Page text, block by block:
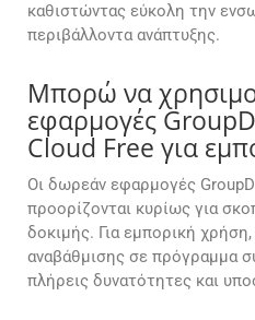
καθιστώντας εύκολη την
περιβάλλοντα ανάπτυξης.
Μπορώ να
εφαρμογές
Cloud Free για
Οι δωρεάν εφαρμογές
προορίζονται κυρίως για
δοκιμής. Για εμπορική
αναβάθμισης σε πρόγραμμα
πλήρεις δυνατότητες και